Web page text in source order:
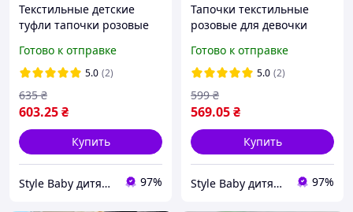
Текстильные детские
туфли тапочки розовые
Готово к отправке
5.0 (2)
603.25₴
635 ₴
Купить
Style Baby дитячий магазин 97%
Тапочки текстильные
розовые для девочки
Готово к отправке
5.0 (2)
569.05₴
599 ₴
Купить
Style Baby дитячий магазин 97%